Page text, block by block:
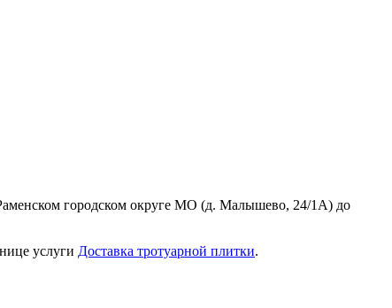
городском округе МО (д. Малышево, 24/1А) до
услуги Доставка тротуарной плитки.